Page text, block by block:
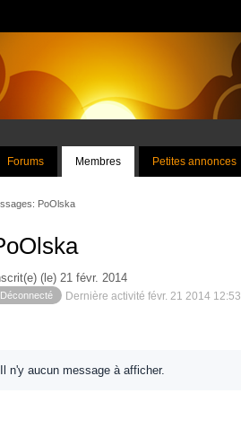
Forums Membres Petites annonces
PoOlska
(le) 21 févr. 2014
Déconnecté Dernière activité févr. 21 2014 12:53
Il n'y aucun message à afficher.